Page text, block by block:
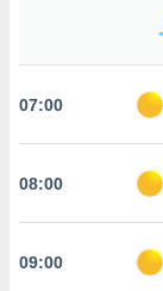
a
clic sul
07:00
08:00
09:00